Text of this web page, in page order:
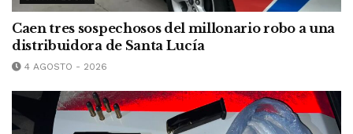
Caen tres sospechosos del millonario robo a una
distribuidora de Santa Lucía
4 AGOSTO - 2026